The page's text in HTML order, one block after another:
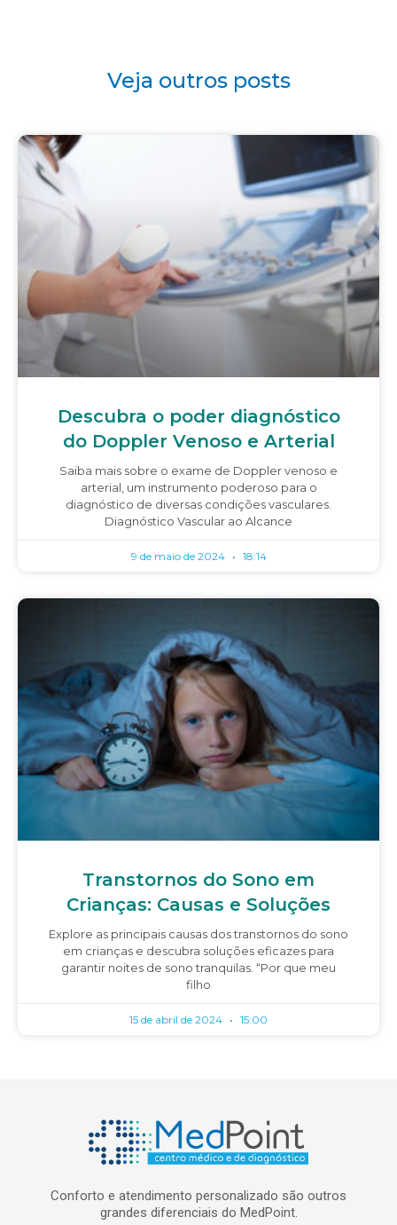
Veja outros posts
Descubra o poder diagnóstico
do Doppler Venoso e Arterial
Saiba mais sobre o exame de Doppler venoso e
arterial, um instrumento poderoso para o
diagnóstico de diversas condições vasculares.
Diagnóstico Vascular ao Alcance
9 de maio de 2024 18:14
Transtornos do Sono em
Crianças: Causas e Soluções
Explore as principais causas dos transtornos do sono
em crianças e descubra soluções eficazes para
garantir noites de sono tranquilas. “Por que meu
filho
15 de abril de 2024 15:00
Conforto e atendimento personalizado são outros
grandes diferenciais do MedPoint.